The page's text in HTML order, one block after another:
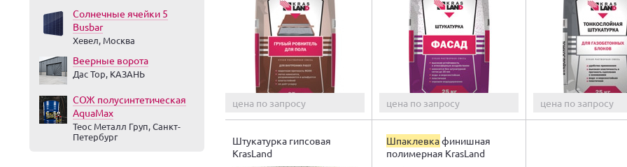
Солнечные ячейки 5
Busbar
Хевел, Москва
Веерные ворота
Дас Тор, КАЗАНЬ
СОЖ полусинтетическая
AquaMax
Теос Металл Груп, Санкт-
Петербург
цена по запросу цена по запросу цена по запросу
Штукатурка гипсовая
KrasLand
Шпаклевкафинишная
полимерная KrasLand